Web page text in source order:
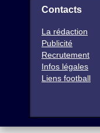
Contacts
La rédaction
Publicité
Recrutement
Infos légales
Liens football